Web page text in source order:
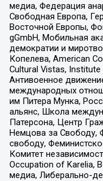
медиа, Федерация
Свободная Европа,
Восточной Европы,
gGmbH, Мобильная
демократии и
Копелева, American
Cultural Vistas,
Антивоенное
международных
им Питера Мунка,
альянс, Школа
Патерсона, Центр
Немцова за Свободу,
свободу,
Комитет
Occupation of Karelia,
медиа, Либерально-